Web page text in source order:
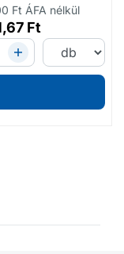
Ft
Ft ÁFA nélkül